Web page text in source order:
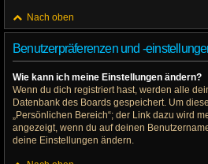
Nach oben
Benutzerpräferenzen und -
Wie kann ich meine Einstellungen ändern?
Wenn du dich registriert hast, werden alle
Datenbank des Boards gespeichert. Um
„Persönlichen Bereich“; der Link dazu wird
angezeigt, wenn du auf deinen
deine Einstellungen ändern.